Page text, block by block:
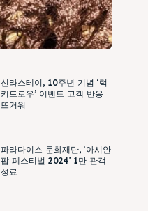
신라스테이, 10주년 기념 ‘럭
키드로우’ 이벤트 고객 반응
뜨거워
파라다이스 문화재단, ‘아시안
팝 페스티벌 2024’ 1만 관객
성료